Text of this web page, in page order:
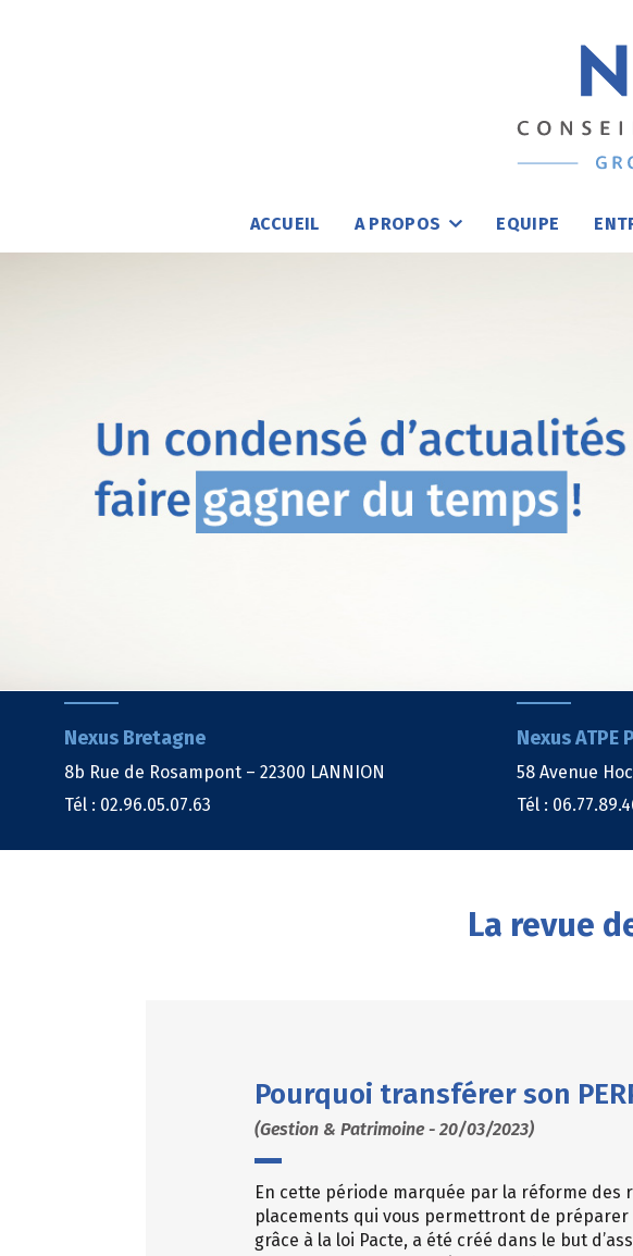
ACCUEIL A PROPOS EQUIPE
Nexus Bretagne
8b Rue de Rosampont – 22300 LANNION
Tél : 02.96.05.07.63
Nexus ATPE
58 Avenue
Tél :
La revue
Pourquoi transférer son
(Gestion & Patrimoine - 20/03/2023)
En cette période marquée par la réforme
placements qui vous permettront de préparer
grâce à la loi Pacte, a été créé dans le but